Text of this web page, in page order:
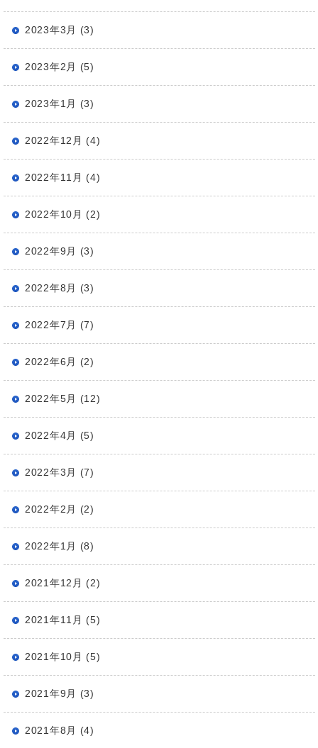
2023年3月 (3)
2023年2月 (5)
2023年1月 (3)
2022年12月 (4)
2022年11月 (4)
2022年10月 (2)
2022年9月 (3)
2022年8月 (3)
2022年7月 (7)
2022年6月 (2)
2022年5月 (12)
2022年4月 (5)
2022年3月 (7)
2022年2月 (2)
2022年1月 (8)
2021年12月 (2)
2021年11月 (5)
2021年10月 (5)
2021年9月 (3)
2021年8月 (4)